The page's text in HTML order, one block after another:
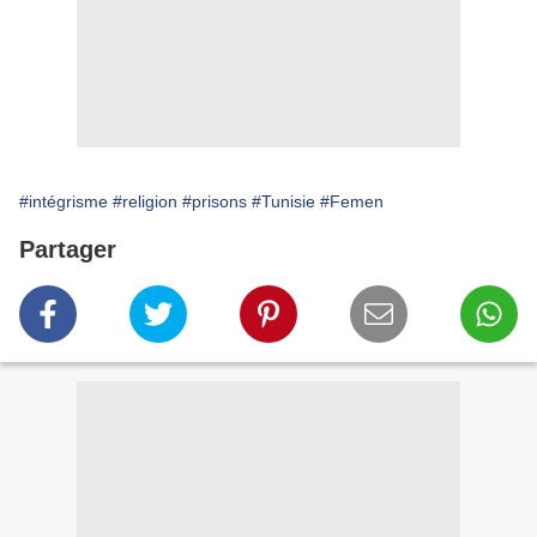
#intégrisme #religion #prisons #Tunisie #Femen
Partager